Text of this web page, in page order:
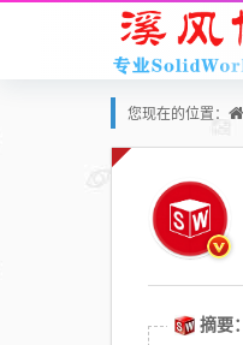
您现在的位置：
摘要：